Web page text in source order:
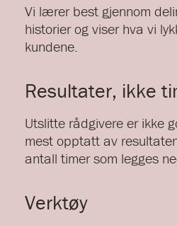
Vi lærer best gjennom
historier og viser hva vi
kundene.
Resultater, ikke
Utslitte rådgivere er ikke
mest opptatt av
antall timer som legges
Verktøy